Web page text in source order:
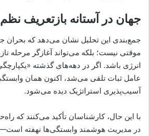
جهان در آستانه بازتعریف
جمع‌بندی این تحلیل نشان می‌دهد که بحران
موقتی نیست؛ بلکه می‌تواند آغازگر مرحله
انرژی باشد. اگر در دهه‌های گذشته
عامل ثبات تلقی می‌شد، اکنون همان
آسیب‌پذیری استراتژیک دیده می‌شود.
با این حال، کارشناسان تأکید می‌کنند که
در مدیریت هوشمند وابستگی‌ها نهفته